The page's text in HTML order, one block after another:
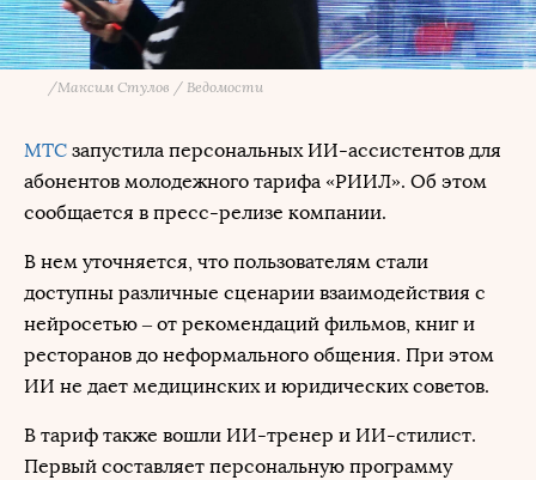
/Максим Стулов / Ведомости
МТС запустила персональных ИИ-ассистентов для
абонентов молодежного тарифа «РИИЛ». Об этом
сообщается в пресс-релизе компании.
В нем уточняется, что пользователям стали
доступны различные сценарии взаимодействия с
нейросетью – от рекомендаций фильмов, книг и
ресторанов до неформального общения. При этом
ИИ не дает медицинских и юридических советов.
В тариф также вошли ИИ-тренер и ИИ-стилист.
Первый составляет персональную программу